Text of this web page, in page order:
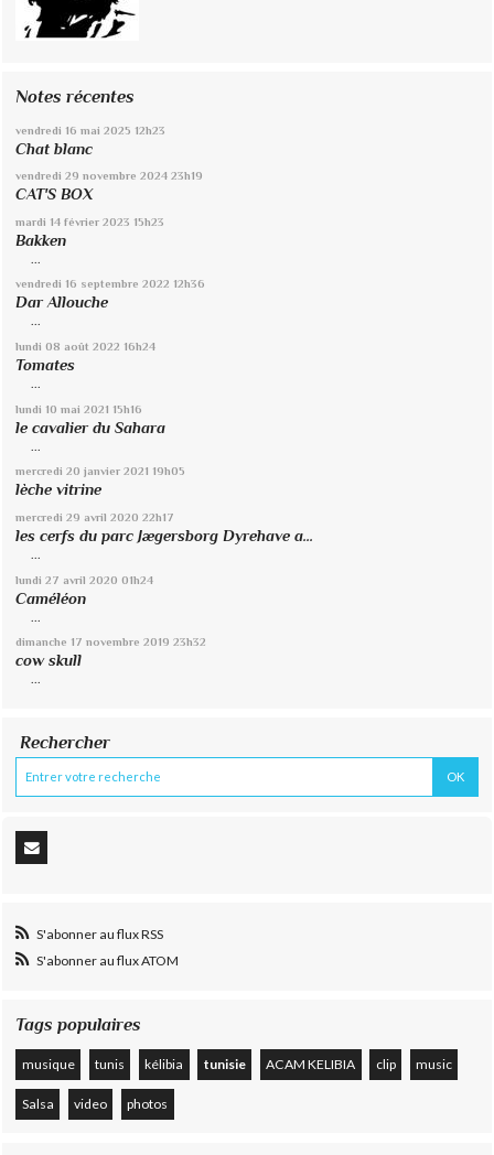
Notes récentes
vendredi 16 mai 2025 12h23
Chat blanc
vendredi 29 novembre 2024 23h19
CAT'S BOX
mardi 14 février 2023 15h23
Bakken
vendredi 16 septembre 2022 12h36
Dar Allouche
...
lundi 08 août 2022 16h24
Tomates
...
lundi 10 mai 2021 15h16
le cavalier du Sahara
mercredi 20 janvier 2021 19h05
lèche vitrine
mercredi 29 avril 2020 22h17
les cerfs du parc Jægersborg Dyrehave a...
lundi 27 avril 2020 01h24
Caméléon
dimanche 17 novembre 2019 23h32
cow skull
...
Rechercher
S'abonner au flux RSS
S'abonner au flux ATOM
Tags populaires
musique tunis kélibia tunisie ACAM KELIBIA clip music
Salsa video photos